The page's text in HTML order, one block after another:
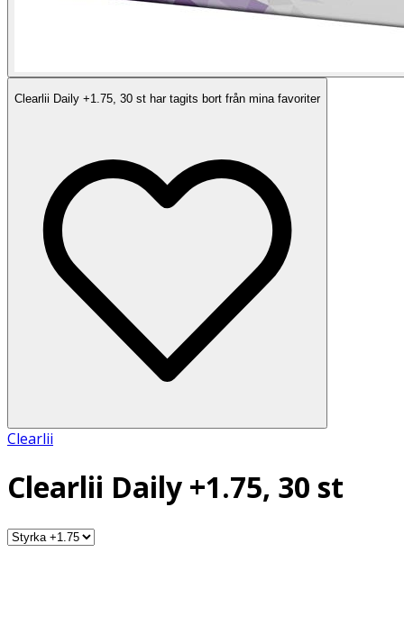
Clearlii Daily +1.75, 30 st har tagits bort från mina favoriter
Clearlii
Clearlii Daily +1.75, 30 st